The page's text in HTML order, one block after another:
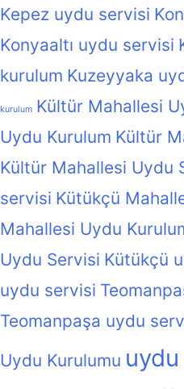
Kepez uydu servisi
Konyaaltı uydu servisi
kurulum Kuzeyyaka
kurulum Kültür Mahallesi
Uydu Kurulum Kültür
Kültür Mahallesi Uydu
servisi Kütükçü
Mahallesi Uydu
Uydu Servisi Kütükçü
uydu servisi
Teomanpaşa uydu
Uydu Kurulumu